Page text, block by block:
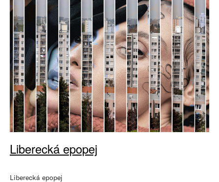
Liberecká epopej
Liberecká epopej